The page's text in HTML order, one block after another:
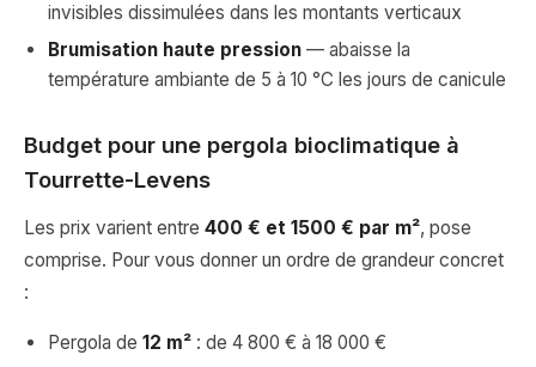
invisibles dissimulées dans les montants verticaux
Brumisation haute pression — abaisse la
température ambiante de 5 à 10 °C les jours de canicule
Budget pour une pergola bioclimatique à
Tourrette-Levens
Les prix varient entre 400 € et 1500 € par m², pose
comprise. Pour vous donner un ordre de grandeur concret
:
Pergola de 12 m² : de 4 800 € à 18 000 €